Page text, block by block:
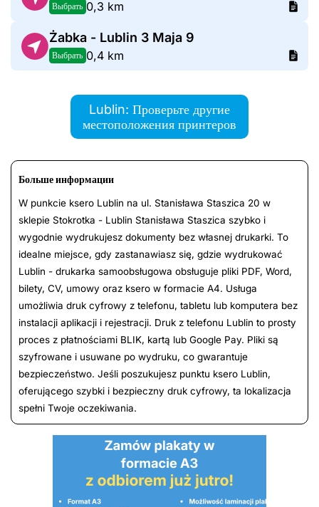
Выбрать 0,3 km
Żabka - Lublin 3 Maja 9
Выбрать 0,4 km
Lublin: Проверьте другие
местоположения принтеров
Больше информации
W punkcie ksero Lublin na ul. Stanisława Staszica 20 w
sklepie Stokrotka - Lublin Stanisława Staszica szybko i
wygodnie wydrukujesz dokumenty bez własnej drukarki. To
idealne miejsce, gdy zastanawiasz się, gdzie wydrukować
Lublin - drukarka samoobsługowa obsługuje pliki PDF, Word,
bilety, CV, umowy oraz ksero w formacie A4. Usługa
umożliwia druk cyfrowy z telefonu, tabletu lub komputera bez
instalacji aplikacji i rejestracji. Druk z telefonu Lublin to prosty
proces z płatnościami BLIK, kartą lub Google Pay. Pliki są
szyfrowane i usuwane po wydruku, co gwarantuje
bezpieczeństwo. Jeśli poszukujesz punktu ksero Lublin,
oferującego szybki i bezpieczny druk cyfrowy, ta lokalizacja
spełni Twoje oczekiwania.